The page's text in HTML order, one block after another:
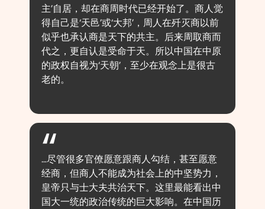
主’自居，却在商周时代已经开始了。商人觉
得自己是‘天邑’或‘大邦’，周人在歼灭商以前
似乎也承认商是天下的共主。后来周取商而
代之，更自认是受命于天。所以中国在中原
的政权自视为‘天朝’，至少在观念上是很古
老的。
…尽管很多官僚愿意跟商人勾结，甚至愿意
经商，但商人不能成为社会上的中坚势力，
皇帝只与士大夫共治天下。这里最能看出中
国大一统的政治传统的巨大影响。在中国历